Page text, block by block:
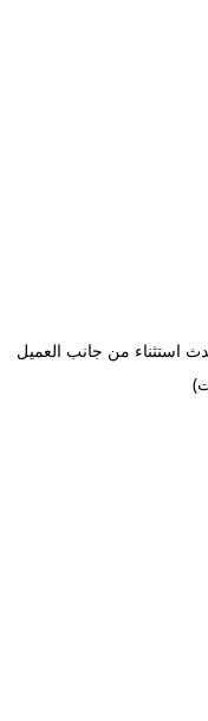
استثناء من جانب العميل